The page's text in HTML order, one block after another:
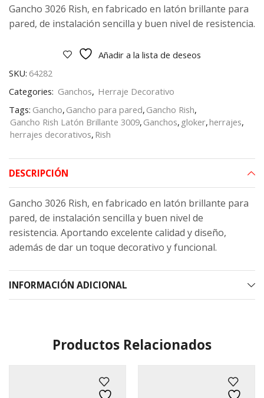
Gancho 3026 Rish, en fabricado en latón brillante para
pared, de instalación sencilla y buen nivel de resistencia.
Añadir a la lista de deseos
SKU: 64282
Categories: Ganchos, Herraje Decorativo
Tags: Gancho, Gancho para pared, Gancho Rish,
Gancho Rish Latón Brillante 3009, Ganchos, gloker,herrajes,
herrajes decorativos, Rish
DESCRIPCIÓN
Gancho 3026 Rish, en fabricado en latón brillante para
pared, de instalación sencilla y buen nivel de
resistencia. Aportando excelente calidad y diseño,
además de dar un toque decorativo y funcional.
INFORMACIÓN ADICIONAL
Productos Relacionados